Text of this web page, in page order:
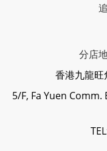
分店
香港九龍
5/F, Fa Yuen